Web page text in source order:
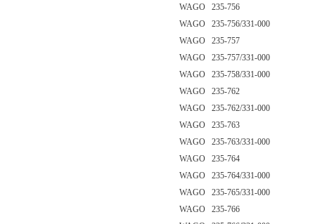
WAGO 235-756
WAGO 235-756/331-000
WAGO 235-757
WAGO 235-757/331-000
WAGO 235-758/331-000
WAGO 235-762
WAGO 235-762/331-000
WAGO 235-763
WAGO 235-763/331-000
WAGO 235-764
WAGO 235-764/331-000
WAGO 235-765/331-000
WAGO 235-766